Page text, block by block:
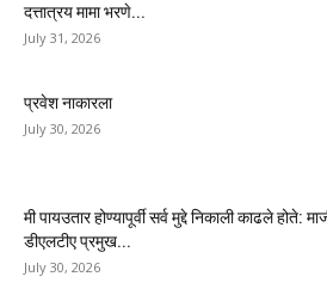
दत्तात्रय मामा भरणे...
July 31, 2026
प्रवेश नाकारला
July 30, 2026
मी पायउतार होण्यापूर्वी सर्व मुद्दे निकाली काढले होते:
डीएलटीए प्रमुख...
July 30, 2026